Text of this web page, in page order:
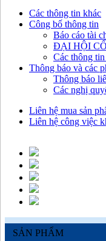
Các thông tin khác
Công bố thông tin
Báo cáo tài
ĐẠI HỘI
Các thông
Thông báo và các
Thông báo
Các nghị
Liên hệ mua sản
Liên hệ công việc
SẢN PHẨM